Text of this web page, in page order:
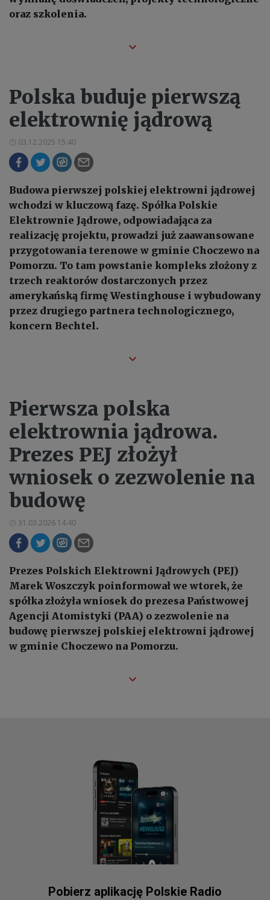
oraz szkolenia.
Polska buduje pierwszą
elektrownię jądrową
03.12.2025 15:40
Budowa pierwszej polskiej elektrowni jądrowej
wchodzi w kluczową fazę. Spółka Polskie
Elektrownie Jądrowe, odpowiadająca za
realizację projektu, prowadzi już zaawansowane
przygotowania terenowe w gminie Choczewo na
Pomorzu. To tam powstanie kompleks złożony z
trzech reaktorów dostarczonych przez
amerykańską firmę Westinghouse i wybudowany
przez drugiego partnera technologicznego,
koncern Bechtel.
Pierwsza polska
elektrownia jądrowa.
Prezes PEJ złożył
wniosek o zezwolenie na
budowę
31.03.2026 14:40
Prezes Polskich Elektrowni Jądrowych (PEJ)
Marek Woszczyk poinformował we wtorek, że
spółka złożyła wniosek do prezesa Państwowej
Agencji Atomistyki (PAA) o zezwolenie na
budowę pierwszej polskiej elektrowni jądrowej
w gminie Choczewo na Pomorzu.
Pobierz aplikację Polskie Radio